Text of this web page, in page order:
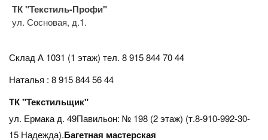
ТК "Текстиль-Профи"
ул. Сосновая, д.1.
Склад А 1031 (1 этаж) тел. 8 915 844 70 44
Наталья : 8 915 844 56 44
ТК "Текстильщик"
ул. Ермака д. 49Павильон: № 198 (2 этаж) (т.8-910-992-30-
15 Надежда).Багетная мастерская